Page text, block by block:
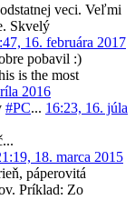
veci. Veľmi
Skvelý
16. februára 2017
pobavil :)
is the most
2016
#PC... 16:23, 16. júla
18. marca 2015
páperovitá
Príklad: Zo